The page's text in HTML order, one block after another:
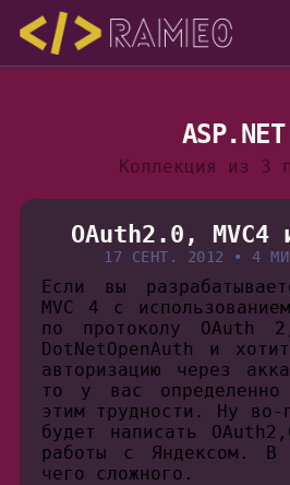
ASP.NET
Коллекция из 3
OAuth2.0, MVC4
17 СЕНТ. 2012 • 4
Если вы
MVC 4 с
по протоколу OAuth
DotNetOpenAuth и
авторизацию через
то у вас определенно
этим трудности. Ну во-
будет написать
работы с Яндексом. В
чего сложного.